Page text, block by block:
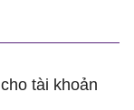
tài khoản